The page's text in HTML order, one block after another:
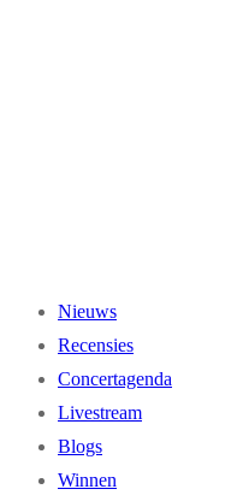
Nieuws
Recensies
Concertagenda
Livestream
Blogs
Winnen